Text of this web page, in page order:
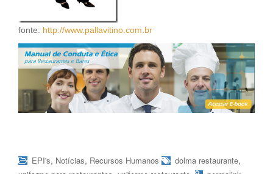
fonte: http://www.pallavitino.com.br
EPI's, Notícias, Recursos Humanos dolma restaurante,